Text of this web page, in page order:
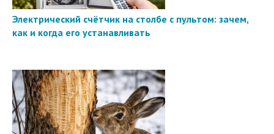
Электрический счётчик на столбе с пультом: зачем,
как и когда его устанавливать